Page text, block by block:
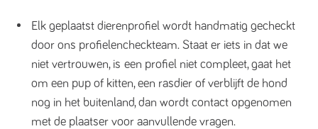
Elk geplaatst dierenprofiel wordt handmatig gecheckt
door ons profielencheckteam. Staat er iets in dat we
niet vertrouwen, is een profiel niet compleet, gaat het
om een pup of kitten, een rasdier of verblijft de hond
nog in het buitenland, dan wordt contact opgenomen
met de plaatser voor aanvullende vragen.